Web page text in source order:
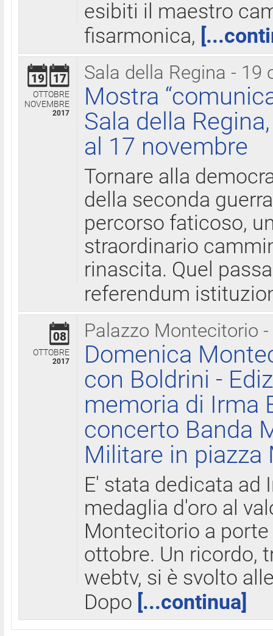
esibiti il maestro
fisarmonica,
Sala della Regina - 19
19 17
OTTOBRE
NOVEMBRE
2017
Mostra
Sala della
al 17 novembre
Tornare alla
della seconda
percorso faticoso,
straordinario
rinascita. Quel
referendum
Palazzo Montecitorio
08
OTTOBRE
2017
Domenica
con Boldrini -
memoria di Irma
concerto Banda
Militare in
E' stata dedicata ad
medaglia d'oro al
Montecitorio a
ottobre. Un ricordo,
webtv, si è svolto
Dopo [...continua]